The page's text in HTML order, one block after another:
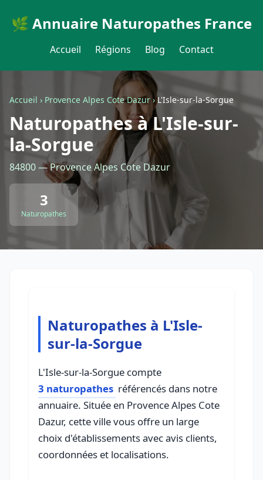
🌿 Annuaire Naturopathes France
Accueil Régions Blog Contact
Accueil › Provence Alpes Cote Dazur›L'Isle-sur-la-Sorgue
Naturopathes à L'Isle-sur-
la-Sorgue
84800 — Provence Alpes Cote Dazur
3
Naturopathes
Naturopathes à L'Isle-
sur-la-Sorgue
L'Isle-sur-la-Sorgue compte
3 naturopathes référencés dans notre
annuaire. Située en Provence Alpes Cote
Dazur, cette ville vous offre un large
choix d'établissements avec avis clients,
coordonnées et localisations.